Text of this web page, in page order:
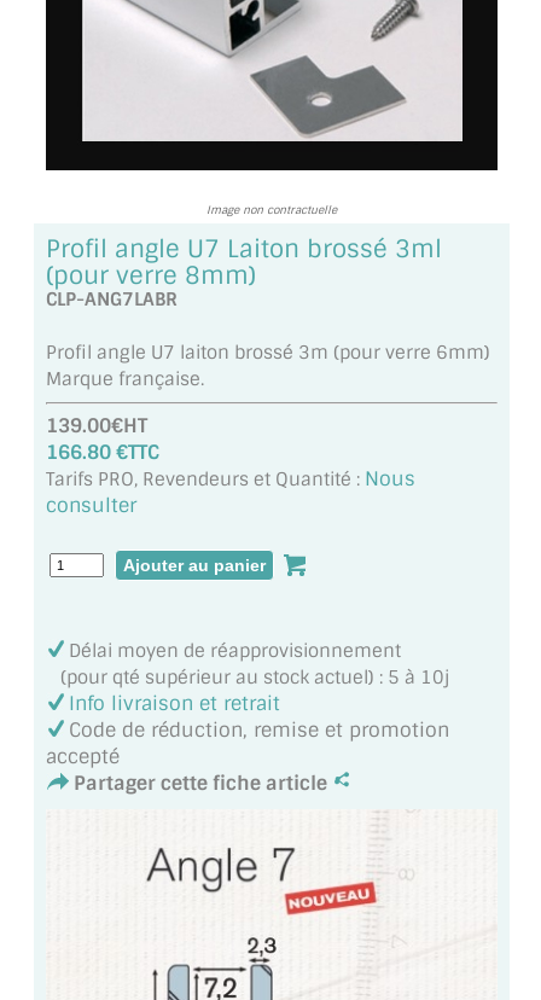
TOUS LES TARIFS AU M2
GUIDE : CHOIX PAR UTILISATION
INSPIRATIONS ET NOUVEAUTÉS
MIROIRS VIEILLIS AMBIANCE BRASSERIE
MIROIR SUR MESURE
MIROIR VIEILLI
MIROIR DÉCORATIF DE COULEUR
LOTS DE MIROIRS EN MOZAÏQUE
MIROIR POUR PORTE
MIROIR DE SALLE DE BAIN
MIROIR POUR SALLE DE SPORT
MIROIR POUR SALLE DE DANSE
MIROIR ENCADRÉ
VERRE SUR MESURE
VERRE TREMPÉ (SÉCURIT)
Image non contractuelle
Profil angle U7 Laiton brossé 3ml
(pour verre 8mm)
CLP-ANG7LABR
Profil angle U7 laiton brossé 3m (pour verre 6mm)
Marque française.
139.00€HT
166.80 €TTC
Tarifs PRO, Revendeurs et Quantité : Nous
consulter
Délai moyen de réapprovisionnement
(pour qté supérieur au stock actuel) : 5 à 10j
Info livraison et retrait
Code de réduction, remise et promotion
accepté
Partager cette fiche article